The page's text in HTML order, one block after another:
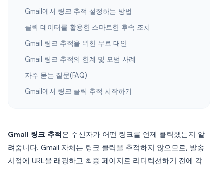
Gmail에서 링크 추적 설정하는 방법
클릭 데이터를 활용한 스마트한 후속 조치
Gmail 링크 추적을 위한 무료 대안
Gmail 링크 추적의 한계 및 모범 사례
자주 묻는 질문(FAQ)
Gmail에서 링크 클릭 추적 시작하기
Gmail 링크 추적은 수신자가 어떤 링크를 언제 클릭했는지 알
려줍니다. Gmail 자체는 링크 클릭을 추적하지 않으므로, 발송
시점에 URL을 래핑하고 최종 페이지로 리디렉션하기 전에 각